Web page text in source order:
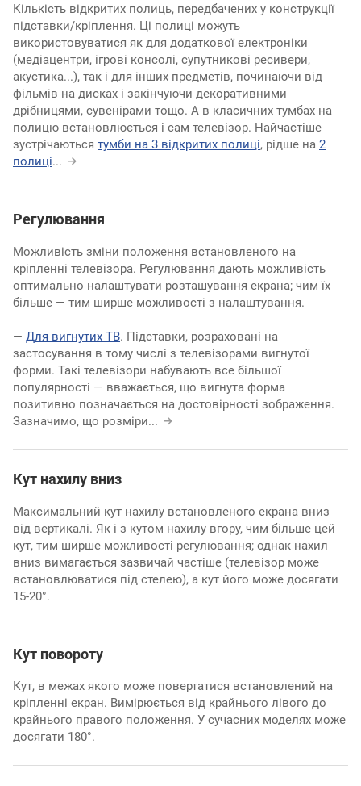
Кількість відкритих полиць, передбачених у конструкції
підставки/кріплення. Ці полиці можуть
використовуватися як для додаткової електроніки
(медіацентри, ігрові консолі, супутникові ресивери,
акустика...), так і для інших предметів, починаючи від
фільмів на дисках і закінчуючи декоративними
дрібницями, сувенірами тощо. А в класичних тумбах на
полицю встановлюється і сам телевізор. Найчастіше
зустрічаються тумби на 3 відкритих полиці, рідше на 2
полиці...
Регулювання
Можливість зміни положення встановленого на
кріпленні телевізора. Регулювання дають можливість
оптимально налаштувати розташування екрана; чим їх
більше — тим ширше можливості з налаштування.
— Для вигнутих ТВ. Підставки, розраховані на
застосування в тому числі з телевізорами вигнутої
форми. Такі телевізори набувають все більшої
популярності — вважається, що вигнута форма
позитивно позначається на достовірності зображення.
Зазначимо, що розміри...
Кут нахилу вниз
Максимальний кут нахилу встановленого екрана вниз
від вертикалі. Як і з кутом нахилу вгору, чим більше цей
кут, тим ширше можливості регулювання; однак нахил
вниз вимагається зазвичай частіше (телевізор може
встановлюватися під стелею), а кут його може досягати
15-20°.
Кут повороту
Кут, в межах якого може повертатися встановлений на
кріпленні екран. Вимірюється від крайнього лівого до
крайнього правого положення. У сучасних моделях може
досягати 180°.